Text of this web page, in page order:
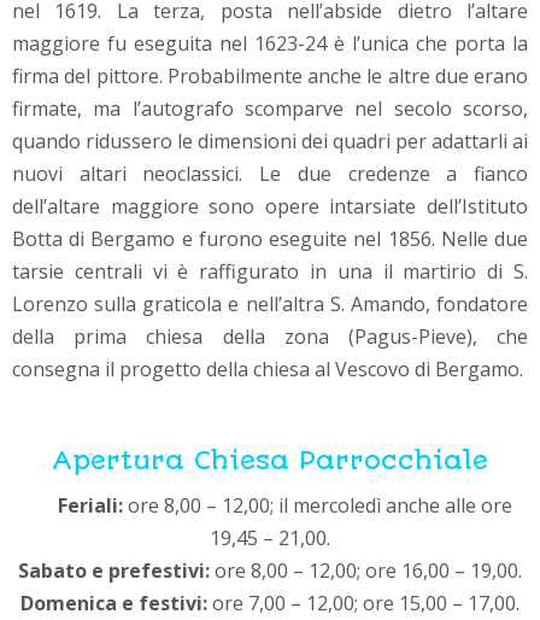
nel 1619. La terza, posta nell’abside dietro l’altare
maggiore fu eseguita nel 1623-24 è l’unica che porta la
firma del pittore. Probabilmente anche le altre due erano
firmate, ma l’autografo scomparve nel secolo scorso,
quando ridussero le dimensioni dei quadri per adattarli ai
nuovi altari neoclassici. Le due credenze a fianco
dell’altare maggiore sono opere intarsiate dell’Istituto
Botta di Bergamo e furono eseguite nel 1856. Nelle due
tarsie centrali vi è raffigurato in una il martirio di S.
Lorenzo sulla graticola e nell’altra S. Amando, fondatore
della prima chiesa della zona (Pagus-Pieve), che
consegna il progetto della chiesa al Vescovo di Bergamo.
Apertura Chiesa Parrocchiale
Feriali:ore 8,00 – 12,00; il mercoledì anche alle ore
19,45 – 21,00.
Sabato e prefestivi:ore 8,00 – 12,00; ore 16,00 – 19,00.
Domenica e festivi:ore 7,00 – 12,00; ore 15,00 – 17,00.